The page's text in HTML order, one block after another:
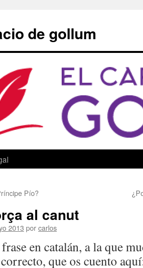
de gollum
Pío?
al canut
2013 porcarlos
en catalán, a la que
que os cuento